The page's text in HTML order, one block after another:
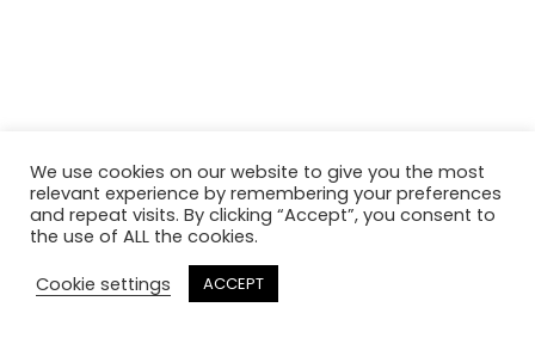
We use cookies on our website to give you the most
relevant experience by remembering your preferences
and repeat visits. By clicking “Accept”, you consent to
the use of ALL the cookies.
Cookie settings
ACCEPT